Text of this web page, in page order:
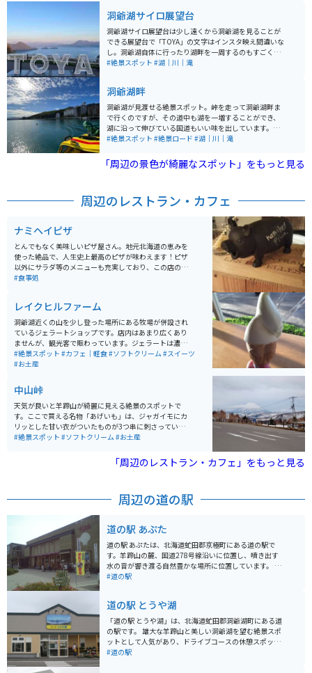
洞爺湖サイロ展望台
洞爺湖サイロ展望台は少し遠くから洞爺湖を見ることが
できる展望台で「TOYA」の文字はインスタ映え間違いな
し。洞爺湖自体に行ったり湖畔を一周するのもすごく気
持ちがいいですがここは知る人ぞ知る名展望台です。 中
幸を使った鍋があります。
#絶景スポット #湖｜川｜滝
洞爺湖畔
洞爺湖が見渡せる絶景スポット。峠を走って洞爺湖畔ま
で行くのですが、その道中も湖を一増することができ、
湖に沿って伸びている国道もいい味を出しています。周
りは森で囲まれているので、一息つくには絶好の場所。
す！
#絶景スポット #絶景ロード #湖｜川｜滝
「周辺の景色が綺麗なスポット」をもっと見る
周辺のレストラン・カフェ
ナミヘイピザ
とんでもなく美味しいピザ屋さん。地元北海道の恵みを
使った絶品で、人生史上最高のピザが味わえます！ピザ
以外にサラダ等のメニューも充実しており、この店のた
めだけに豊浦に来ても全く損はないです。小さい店舗な
#食事処
レイクヒルファーム
洞爺湖近くの山を少し登った場所にある牧場が併設され
ているジェラートショップです。店内はあまり広くあり
ませんが、観光客で賑わっています。ジェラートは濃厚
ですが、後味はすっきりとして美味しいです。テラスに
出ると山羊や牛も見えて、ずっと続く牧草地に北海道ら
#絶景スポット #カフェ｜軽食#ソフトクリーム#スイーツ
#お土産
中山峠
天気が良いと羊蹄山が綺麗に見える絶景のスポットで
す。ここで買える名物「あげいも」は、ジャガイモにカ
リッとした甘い衣がついたものが3つ串に刺さってい
て、とても美味しいです。見た目は大きめでボリューミ
とシェアしてもいいかもしれません。ソフトクリームも
#絶景スポット #ソフトクリーム#お土産
「周辺のレストラン・カフェ」をもっと見る
周辺の道の駅
道の駅 あぷた
道の駅 あぷたは、北海道虻田郡京極町にある道の駅で
す。羊蹄山の麓、国道278号線沿いに位置し、噴き出す
水の音が響き渡る自然豊かな場所に位置しています。 道
の駅 あぷたは、2005年8月8日にオープンしました。
場所や、湧水を使ったコーヒーやそばを提供する飲食店
があります。また、地元の農産物や特産品を販売する直
売所も併設されています。 バイクで訪れる方は、羊蹄山
を眺めながらのんびりとツーリングを楽しむことができ
ます。周辺には、キャンプ場や温泉など、観光スポット
#道の駅
道の駅 とうや湖
「道の駅 とうや湖」は、北海道虻田郡洞爺湖町にある道
の駅です。 雄大な羊蹄山と美しい洞爺湖を望む絶景スポ
ットとして人気があり、ドライブコースの休憩スポット
としても最適です。 周辺には、洞爺湖温泉や昭和新山、
#道の駅